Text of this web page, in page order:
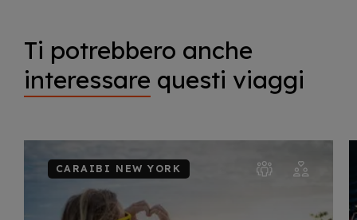
Ti potrebbero anche
interessare questi viaggi
CARAIBI NEW YORK